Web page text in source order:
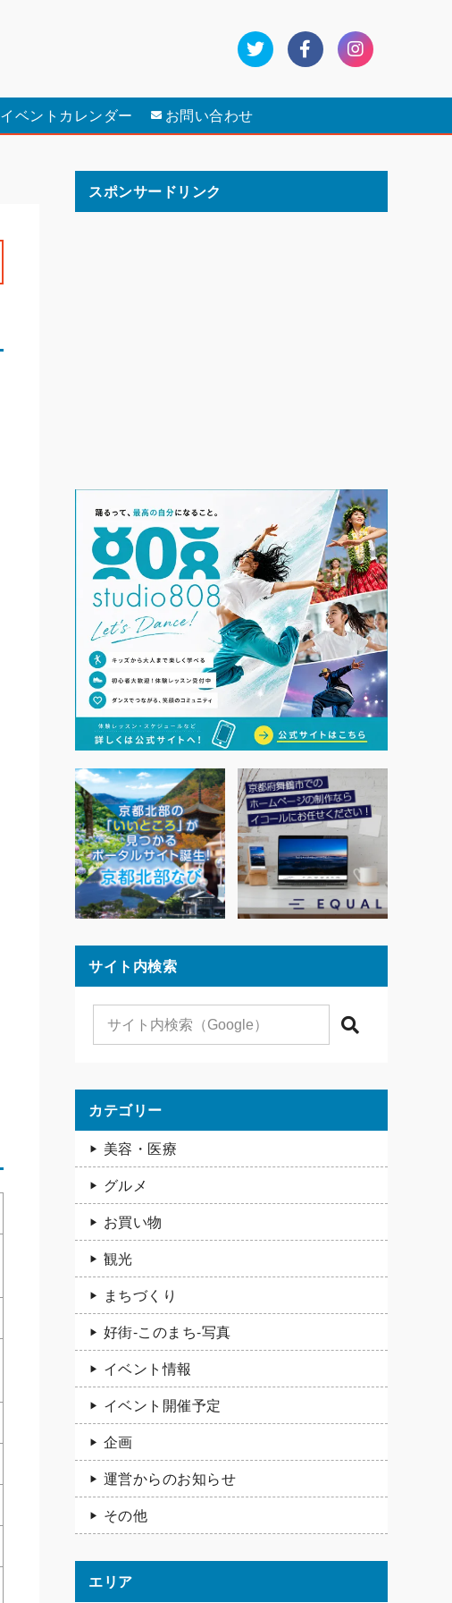
イベントカレンダー お問い合わせ
スポンサードリンク
サイト内検索
検索
カテゴリー
美容・医療
グルメ
お買い物
観光
まちづくり
好街-このまち-写真
イベント情報
イベント開催予定
企画
運営からのお知らせ
その他
エリア